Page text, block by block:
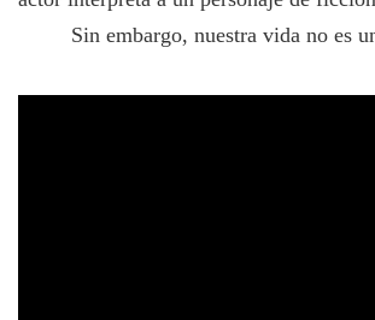
Sin embargo, nuestra vida no es